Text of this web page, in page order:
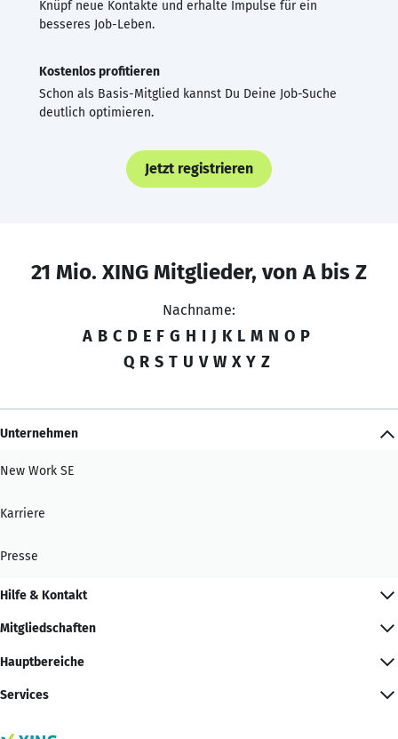
Knüpf neue Kontakte und erhalte Impulse für ein
besseres Job-Leben.
Kostenlos profitieren
Schon als Basis-Mitglied kannst Du Deine Job-Suche
deutlich optimieren.
Jetzt registrieren
21 Mio. XING Mitglieder, von A bis Z
Nachname:
A B C D E F G H I J K L M N O P
Q R S T U V W X Y Z
Unternehmen
New Work SE
Karriere
Presse
Hilfe & Kontakt
Mitgliedschaften
Hauptbereiche
Services